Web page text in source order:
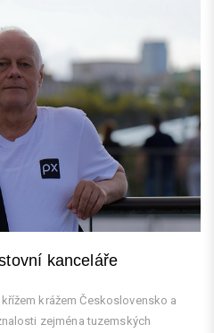
kanceláře
krážem Československo a
zejména tuzemských